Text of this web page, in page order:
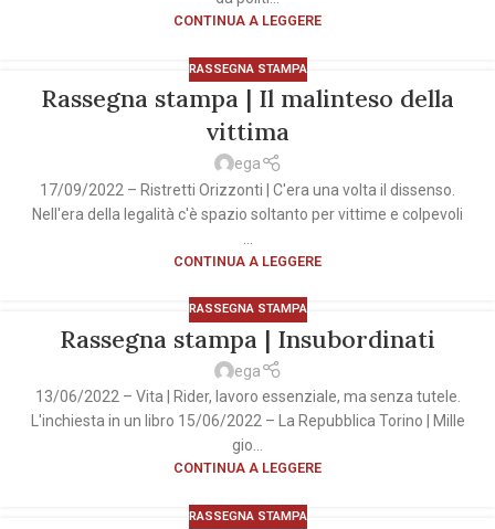
CONTINUA A LEGGERE
RASSEGNA STAMPA
Rassegna stampa | Il malinteso della
vittima
ega
17/09/2022 – Ristretti Orizzonti | C'era una volta il dissenso.
Nell'era della legalità c'è spazio soltanto per vittime e colpevoli
CONTINUA A LEGGERE
RASSEGNA STAMPA
Rassegna stampa | Insubordinati
ega
13/06/2022 – Vita | Rider, lavoro essenziale, ma senza tutele.
L'inchiesta in un libro 15/06/2022 – La Repubblica Torino | Mille
gio...
CONTINUA A LEGGERE
RASSEGNA STAMPA